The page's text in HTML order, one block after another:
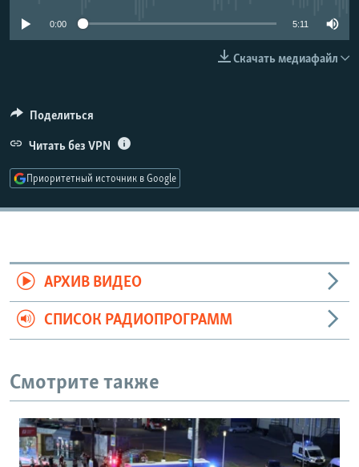
поискуСЕВЕР.РЕАЛИИ
ПОДПИШИТЕСЬ НА РАССЫЛКУ
СОЦИАЛЬНЫЕ СЕТИ
Все сайты РСЕ/РС
0:00 5:11
Скачать медиафайл
Поделиться
Читать без VPN
Приоритетный источник в Google
АРХИВ ВИДЕО
СПИСОК РАДИОПРОГРАММ
Смотрите также